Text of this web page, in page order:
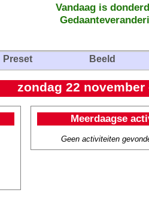
Vandaag is
Preset Beeld
zondag 22
Meerdaagse
Geen activiteiten